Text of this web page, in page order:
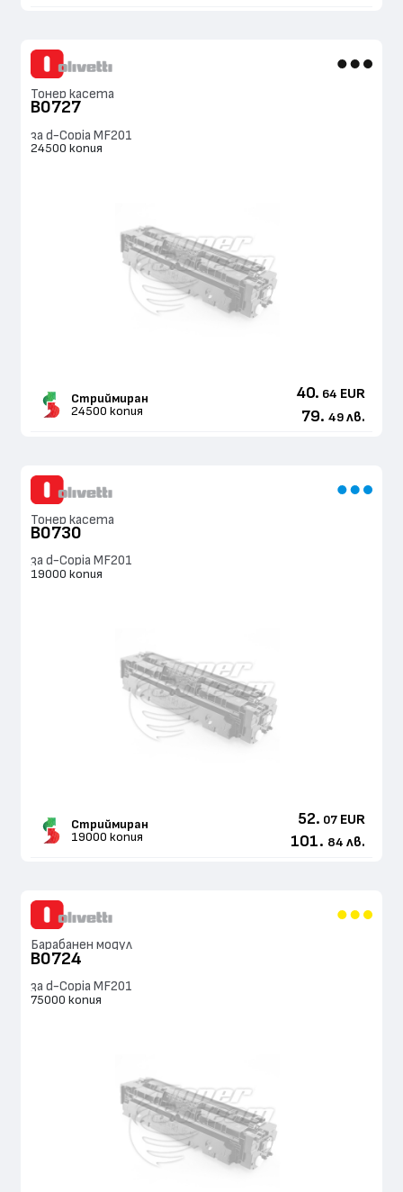
Тонер касета
B0727
за d-Copia MF201
24500 копия
Стриймиран
24500 копия
40. 64 EUR
79. 49 лв.
Тонер касета
B0730
за d-Copia MF201
19000 копия
Стриймиран
19000 копия
52. 07 EUR
101. 84 лв.
Барабанен модул
B0724
за d-Copia MF201
75000 копия